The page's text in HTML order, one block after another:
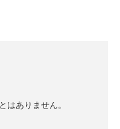
はありません。